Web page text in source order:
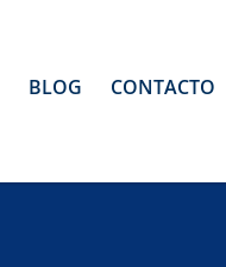
BLOG CONTACTO